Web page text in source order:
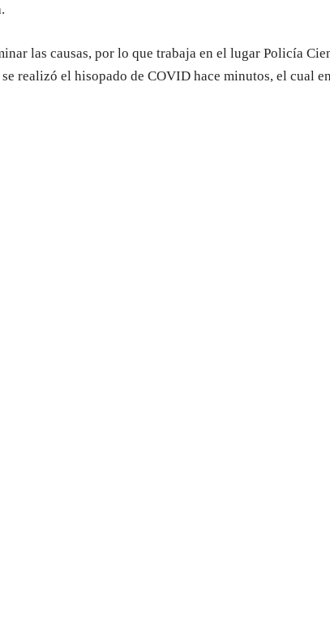
las causas, por lo que trabaja en el lugar Policía
realizó el hisopado de COVID hace minutos, el cual